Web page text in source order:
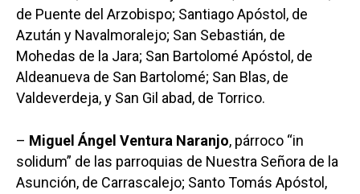
de Puente del Arzobispo; Santiago Apóstol, de
Azután y Navalmoralejo; San Sebastián, de
Mohedas de la Jara; San Bartolomé Apóstol, de
Aldeanueva de San Bartolomé; San Blas, de
Valdeverdeja, y San Gil abad, de Torrico.
– Miguel Ángel Ventura Naranjo, párroco “in
solidum” de las parroquias de Nuestra Señora de la
Asunción, de Carrascalejo; Santo Tomás Apóstol,